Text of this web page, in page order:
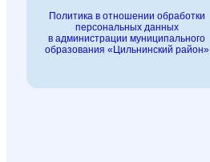
Политика в отношении обработки
персональных данных
в администрации муниципального
образования «Цильнинский район»